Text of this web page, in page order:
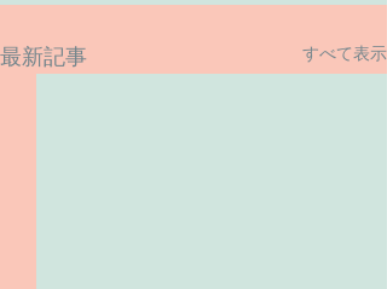
最新記事 すべて表示